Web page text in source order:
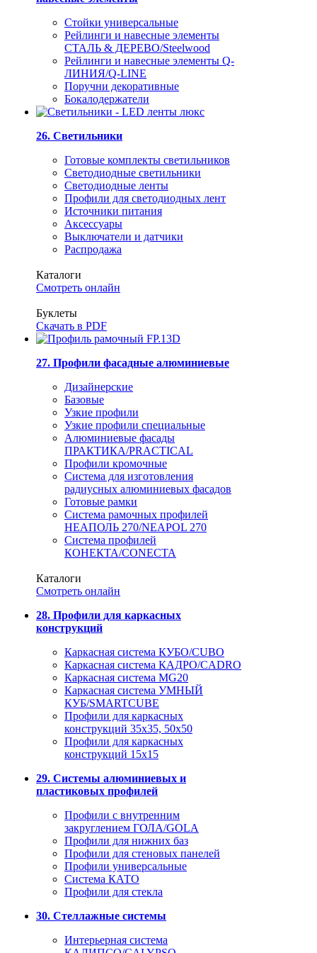
Стойки универсальные
Рейлинги и навесные элементы
СТАЛЬ & ДЕРЕВО/Steelwood
Рейлинги и навесные элементы Q-
ЛИНИЯ/Q-LINE
Поручни декоративные
Бокалодержатели
26. Светильники
Готовые комплекты светильников
Светодиодные светильники
Светодиодные ленты
Профили для светодиодных лент
Источники питания
Аксессуары
Выключатели и датчики
Распродажа
Каталоги
Смотреть онлайн
Буклеты
Скачать в PDF
27. Профили фасадные алюминиевые
Дизайнерские
Базовые
Узкие профили
Узкие профили специальные
Алюминиевые фасады
ПРАКТИКА/PRACTICAL
Профили кромочные
Система для изготовления
радиусных алюминиевых фасадов
Готовые рамки
Система рамочных профилей
НЕАПОЛЬ 270/NEAPOL 270
Система профилей
КОНЕКТА/CONECTA
Каталоги
Смотреть онлайн
28. Профили для каркасных
конструкций
Каркасная система КУБО/CUBO
Каркасная система КАДРО/CADRO
Каркасная система MG20
Каркасная система УМНЫЙ
КУБ/SMARTCUBE
Профили для каркасных
конструкций 35x35, 50x50
Профили для каркасных
конструкций 15х15
29. Системы алюминиевых и
пластиковых профилей
Профили с внутренним
закруглением ГОЛА/GOLA
Профили для нижних баз
Профили для стеновых панелей
Профили универсальные
Система КАТО
Профили для стекла
30. Стеллажные системы
Интерьерная система